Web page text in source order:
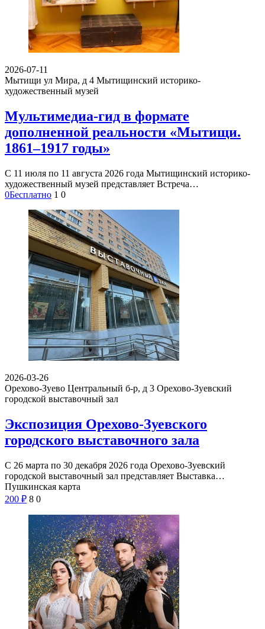
2026-07-11
Мытищи ул Мира, д 4 Мытищинский историко-
художественный музей
Мультимедиа-гид в формате
дополненной реальности «Мытищи.
1861–1917 годы»
С 11 июля по 11 августа 2026 года Мытищинский историко-
художественный музей представляет Встреча…
0Бесплатно 1 0
2026-03-26
Орехово-Зуево Центральный б-р, д 3 Орехово-Зуевский
городской выставочный зал
Экспозиция Орехово-Зуевского
городского выставочного зала
С 26 марта по 30 декабря 2026 года Орехово-Зуевский
городской выставочный зал представляет Выставка…
Пушкинская карта
200 ₽ 8 0